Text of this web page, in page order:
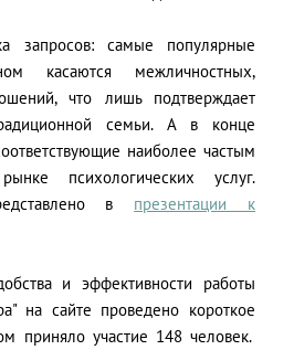
запросов: самые популярные
касаются межличностных,
что лишь подтверждает
семьи. А в конце
наиболее частым
психологических услуг.
в презентации к
и эффективности работы
на сайте проведено короткое
приняло участие 148 человек.